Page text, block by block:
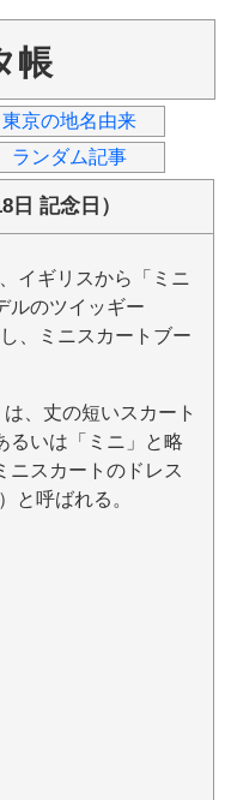
帳
東京の地名由来
ランダム記事
日 記念日）
イギリスから「ミニ
ルのツイッギー
、ミニスカートブー
、丈の短いスカート
るいは「ミニ」と略
ニスカートのドレス
と呼ばれる。